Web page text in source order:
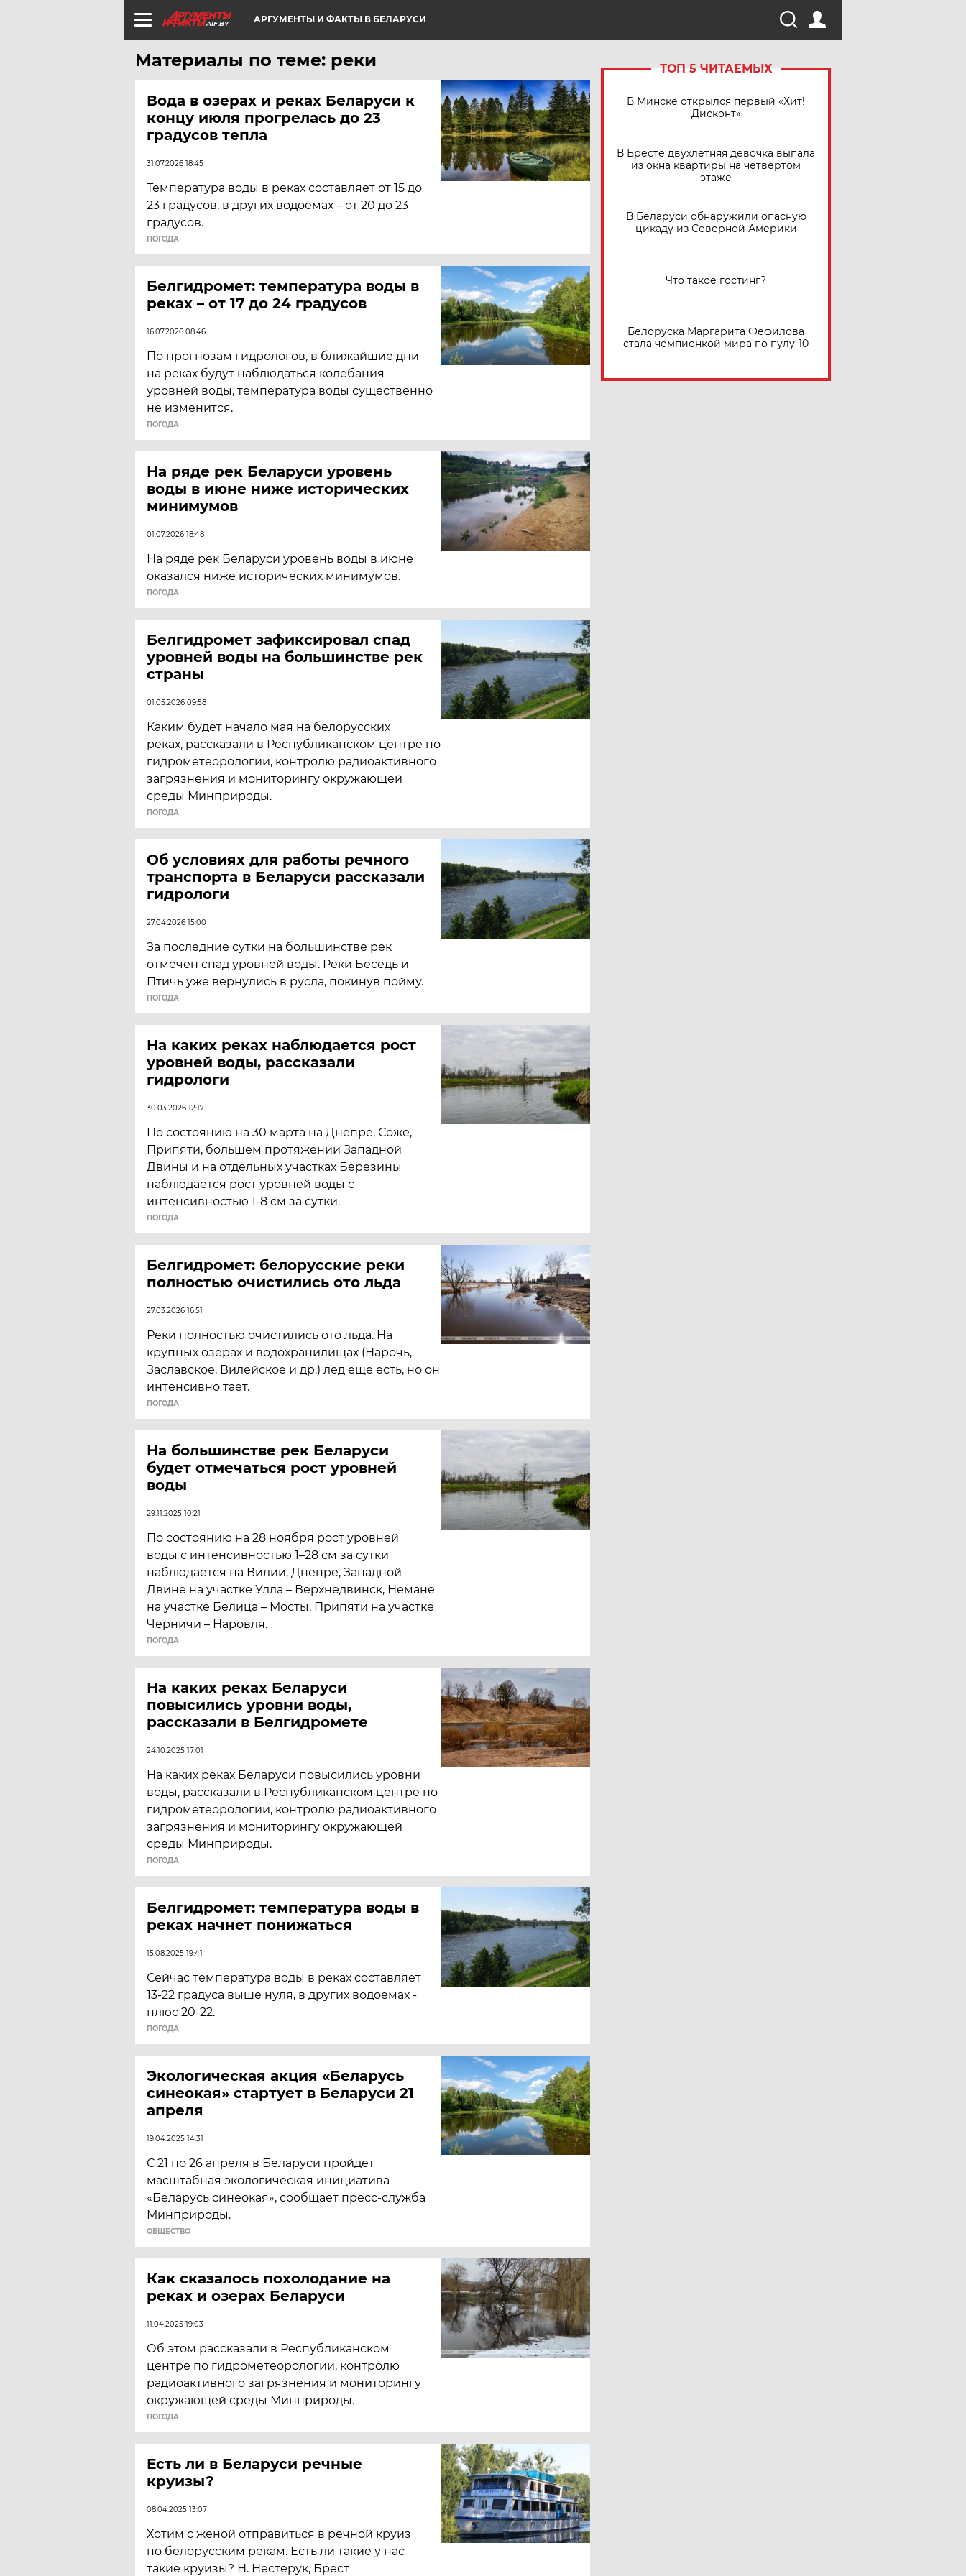
AIF.BY АРГУМЕНТЫ И ФАКТЫ В БЕЛАРУСИ
Материалы по теме: реки
Вода в озерах и реках Беларуси к
концу июля прогрелась до 23
градусов тепла
31.07.2026 18:45
Температура воды в реках составляет от 15 до
23 градусов, в других водоемах – от 20 до 23
градусов.
ПОГОДА
Белгидромет: температура воды в
реках – от 17 до 24 градусов
16.07.2026 08:46
По прогнозам гидрологов, в ближайшие дни
на реках будут наблюдаться колебания
уровней воды, температура воды существенно
не изменится.
ПОГОДА
На ряде рек Беларуси уровень
воды в июне ниже исторических
минимумов
01.07.2026 18:48
На ряде рек Беларуси уровень воды в июне
оказался ниже исторических минимумов.
ПОГОДА
Белгидромет зафиксировал спад
уровней воды на большинстве рек
страны
01.05.2026 09:58
Каким будет начало мая на белорусских
реках, рассказали в Республиканском центре по
гидрометеорологии, контролю радиоактивного
загрязнения и мониторингу окружающей
среды Минприроды.
ПОГОДА
Об условиях для работы речного
транспорта в Беларуси рассказали
гидрологи
27.04.2026 15:00
За последние сутки на большинстве рек
отмечен спад уровней воды. Реки Беседь и
Птичь уже вернулись в русла, покинув пойму.
ПОГОДА
На каких реках наблюдается рост
уровней воды, рассказали
гидрологи
30.03.2026 12:17
По состоянию на 30 марта на Днепре, Соже,
Припяти, большем протяжении Западной
Двины и на отдельных участках Березины
наблюдается рост уровней воды с
интенсивностью 1-8 см за сутки.
ПОГОДА
Белгидромет: белорусские реки
полностью очистились ото льда
27.03.2026 16:51
Реки полностью очистились ото льда. На
крупных озерах и водохранилищах (Нарочь,
Заславское, Вилейское и др.) лед еще есть, но он
интенсивно тает.
ПОГОДА
На большинстве рек Беларуси
будет отмечаться рост уровней
воды
29.11.2025 10:21
По состоянию на 28 ноября рост уровней
воды с интенсивностью 1–28 см за сутки
наблюдается на Вилии, Днепре, Западной
Двине на участке Улла – Верхнедвинск, Немане
на участке Белица – Мосты, Припяти на участке
Черничи – Наровля.
ПОГОДА
На каких реках Беларуси
повысились уровни воды,
рассказали в Белгидромете
24.10.2025 17:01
На каких реках Беларуси повысились уровни
воды, рассказали в Республиканском центре по
гидрометеорологии, контролю радиоактивного
загрязнения и мониторингу окружающей
среды Минприроды.
ПОГОДА
Белгидромет: температура воды в
реках начнет понижаться
15.08.2025 19:41
Сейчас температура воды в реках составляет
13-22 градуса выше нуля, в других водоемах -
плюс 20-22.
ПОГОДА
Экологическая акция «Беларусь
синеокая» стартует в Беларуси 21
апреля
19.04.2025 14:31
С 21 по 26 апреля в Беларуси пройдет
масштабная экологическая инициатива
«Беларусь синеокая», сообщает пресс-служба
Минприроды.
ОБЩЕСТВО
Как сказалось похолодание на
реках и озерах Беларуси
11.04.2025 19:03
Об этом рассказали в Республиканском
центре по гидрометеорологии, контролю
радиоактивного загрязнения и мониторингу
окружающей среды Минприроды.
ПОГОДА
Есть ли в Беларуси речные
круизы?
08.04.2025 13:07
Хотим с женой отправиться в речной круиз
по белорусским рекам. Есть ли такие у нас
такие круизы? Н. Нестерук, Брест
ТОП 5 ЧИТАЕМЫХ
В Минске открылся первый «Хит!
Дисконт»
В Бресте двухлетняя девочка выпала
из окна квартиры на четвертом
этаже
В Беларуси обнаружили опасную
цикаду из Северной Америки
Что такое гостинг?
Белоруска Маргарита Фефилова
стала чемпионкой мира по пулу-10